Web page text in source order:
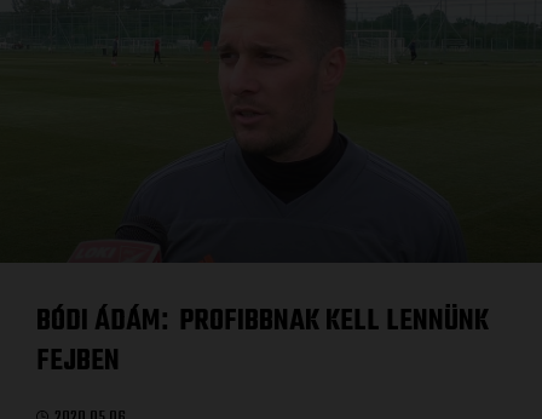
BÓDI ÁDÁM: PROFIBBNAK KELL LENNÜNK
FEJBEN